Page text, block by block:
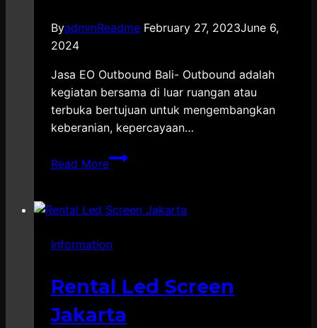
ByadminReadme February 27, 2023June 6,
2024
Jasa EO Outbound Bali- Outbound adalah
kegiatan bersama di luar ruangan atau
terbuka bertujuan untuk mengembangkan
keberanian, kepercayaan…
Read More
Jasa
EO
Bali
Information
Rental Led Screen
Jakarta